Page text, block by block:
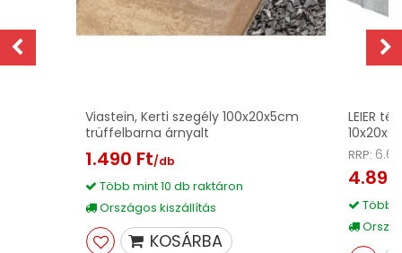
Viastein, Kerti szegély 100x20x5cm
trüffelbarna árnyalt
1.490 Ft/db
Több mint 10 db raktáron
Országos kiszállítás
KOSÁRBA
LEIER
RRP:
Több